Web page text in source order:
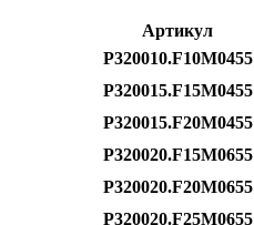
Артикул
P320010.F10M0455
P320015.F15M0455
P320015.F20M0455
P320020.F15M0655
P320020.F20M0655
P320020.F25M0655